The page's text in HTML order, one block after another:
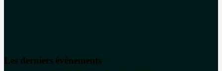
Les derniers évènements